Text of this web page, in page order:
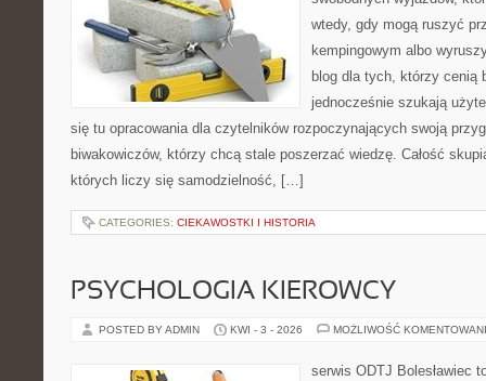
wtedy, gdy mogą ruszyć
kempingowym albo
blog dla tych, którzy cenią
jednocześnie szukają
się tu opracowania dla czytelników rozpoczynających swoją
biwakowiczów, którzy chcą stale poszerzać wiedzę. Całość
których liczy się samodzielność, […]
CATEGORIES: CIEKAWOSTKI I HISTORIA
PSYCHOLOGIA KIEROWCY
POSTED BY ADMIN KWI - 3 - 2026 MOŻLIWOŚĆ
serwis ODTJ Bolesławiec